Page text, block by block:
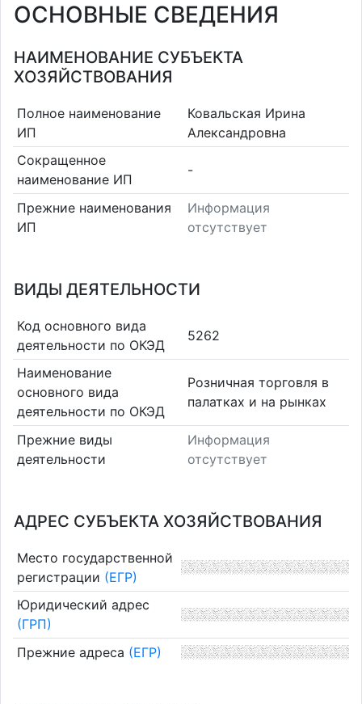
ОСНОВНЫЕ СВЕДЕНИЯ
НАИМЕНОВАНИЕ СУБЪЕКТА
ХОЗЯЙСТВОВАНИЯ
Полное наименование
ИП
Ковальская Ирина
Александровна
Сокращенное
наименование ИП
-
Прежние наименования
ИП
Информация
отсутствует
ВИДЫ ДЕЯТЕЛЬНОСТИ
Код основного вида
деятельности по ОКЭД
5262
Наименование
основного вида
деятельности по ОКЭД
Розничная торговля в
палатках и на рынках
Прежние виды
деятельности
Информация
отсутствует
АДРЕС СУБЪЕКТА ХОЗЯЙСТВОВАНИЯ
Место государственной
регистрации (ЕГР)
Юридический адрес
(ГРП)
Прежние адреса (ЕГР)